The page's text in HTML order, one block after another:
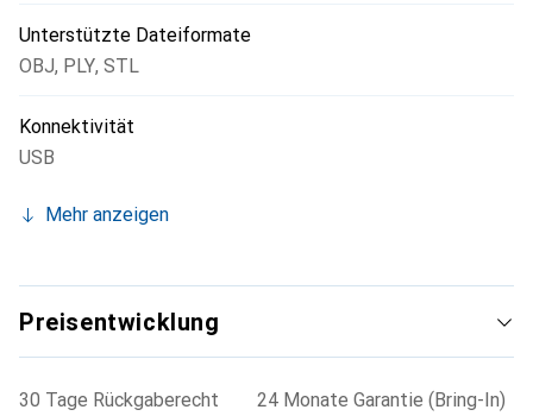
Unterstützte Dateiformate
OBJ, PLY, STL
Konnektivität
USB
Mehr anzeigen
Preisentwicklung
30 Tage Rückgaberecht
24 Monate Garantie (Bring-In)